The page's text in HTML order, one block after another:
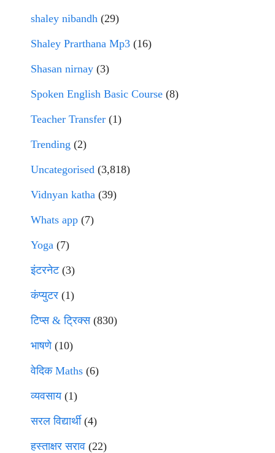
shaley nibandh (29)
Shaley Prarthana Mp3 (16)
Shasan nirnay (3)
Spoken English Basic Course (8)
Teacher Transfer (1)
Trending (2)
Uncategorised (3,818)
Vidnyan katha (39)
Whats app (7)
Yoga (7)
इंटरनेट(3)
कंप्युटर (1)
टिप्स & ट्रिक्स(830)
भाषणे(10)
वेदिक Maths (6)
व्यवसाय(1)
सरल विद्यार्थी(4)
हस्ताक्षर सराव (22)